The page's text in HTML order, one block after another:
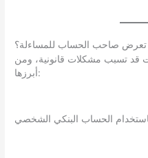
تعرض صاحب الحساب للمساءلة؟
تسبب مشكلات قانونية، ومن
أبرزها: